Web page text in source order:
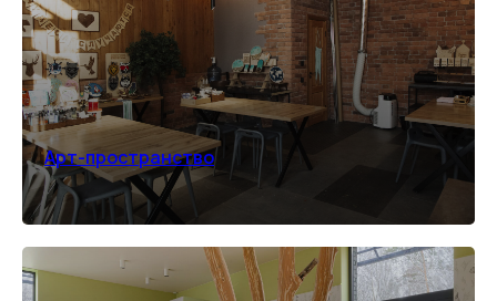
Арт-пространство